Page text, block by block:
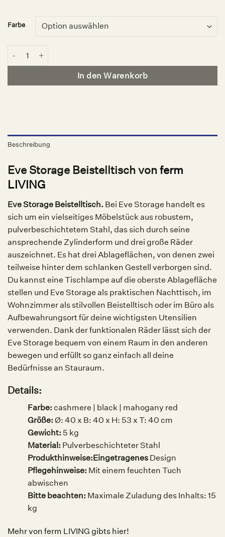
Farbe
In den Warenkorb
Beschreibung
Eve Storage Beistelltisch vonferm
LIVING
Eve Storage Beistelltisch. Bei Eve Storage handelt es
sich um ein vielseitiges Möbelstück aus robustem,
pulverbeschichtetem Stahl, das sich durch seine
ansprechende Zylinderform und drei große Räder
auszeichnet. Es hat drei Ablageflächen, von denen zwei
teilweise hinter dem schlanken Gestell verborgen sind.
Du kannst eine Tischlampe auf die oberste Ablagefläche
stellen und Eve Storage als praktischen Nachttisch, im
Wohnzimmer als stilvollen Beistelltisch oder im Büro als
Aufbewahrungsort für deine wichtigsten Utensilien
verwenden. Dank der funktionalen Räder lässt sich der
Eve Storage bequem von einem Raum in den anderen
bewegen und erfüllt so ganz einfach all deine
Bedürfnisse an Stauraum.
Details:
Farbe: cashmere | black | mahogany red
Größe: Ø: 40 x B: 40 x H: 53 x T: 40 cm
Gewicht: 5 kg
Material: Pulverbeschichteter Stahl
Produkthinweise:Eingetragenes Design
Pflegehinweise: Mit einem feuchten Tuch
abwischen
Bitte beachten: Maximale Zuladung des Inhalts: 15
kg
Mehr von ferm LIVING gibts hier!